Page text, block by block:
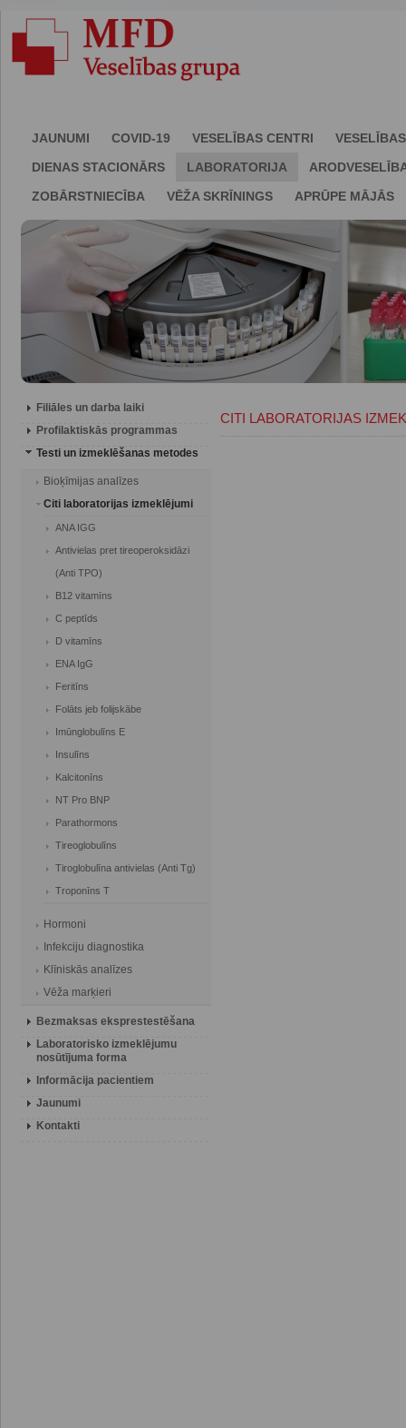
JAUNUMI COVID-19 VESELĪBAS CENTRI
DIENAS STACIONĀRS
LABORATORIJA
ZOBĀRSTNIECĪBA
VĒŽA SKRĪNINGS APRŪPE MĀJĀS
Filiāles un darba laiki
Profilaktiskās programmas
Testi un izmeklēšanas metodes
Bioķīmijas analīzes
Citi laboratorijas izmeklējumi
ANA IGG
Antivielas pret tireoperoksidāzi
(Anti TPO)
B12 vitamīns
C peptīds
D vitamīns
ENA IgG
Feritīns
Folāts jeb folijskābe
Imūnglobulīns E
Insulīns
Kalcitonīns
NT Pro BNP
Parathormons
Tireoglobulīns
Tiroglobulīna antivielas (Anti Tg)
Troponīns T
Hormoni
Infekciju diagnostika
Klīniskās analīzes
Vēža marķieri
Bezmaksas eksprestestēšana
Laboratorisko izmeklējumu
nosūtījuma forma
Informācija pacientiem
Jaunumi
Kontakti
CITI LABORATORIJAS